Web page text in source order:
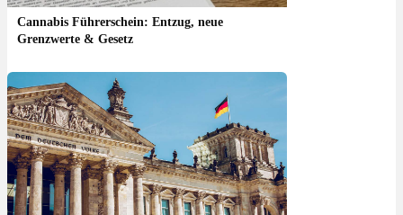
Cannabis Führerschein: Entzug, neue
Grenzwerte & Gesetz